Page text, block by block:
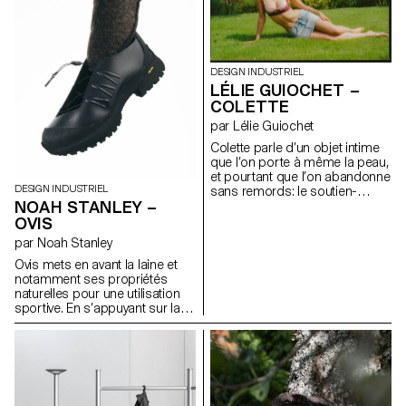
ainsi de maintenir une
température stable sur la
durée. Alors que les systèmes
de chauffage restent
généralement inactifs durant
l’été, Celcius explore la
possibilité d'en faire un
dispositif à double usage,
intégrant une fonction de
climatiseur, en faisant un objet
actif toute l’année.
l’économie d’espace et la
manière dont un meuble peut
façonner nos interactions
sociales.
DESIGN INDUSTRIEL
NOAH STANLEY –
OVIS
par Noah Stanley
Ovis mets en avant la laine et
notamment ses propriétés
naturelles pour une utilisation
sportive. En s’appuyant sur la
référence de la botte
la laine dans une chaussure
hybride, adaptée à la fois à la
randonnée et a une utilisation
DESIGN INDUSTRIEL
LÉLIE GUIOCHET –
COLETTE
par Lélie Guiochet
Colette parle d’un objet intime
que l’on porte à même la peau,
et pourtant que l’on abandonne
sans remords: le soutien-
système qui s’ajuste avec le
temps: un soutien-gorge en
pièces détachées, bonnets,
bande sous-poitrine, bretelles,
attaches, baleine, à assembler,
remplacer indépendamment,